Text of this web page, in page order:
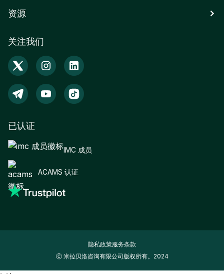
关注我们
资源
已认证
IMC 成员
ACAMS 认证
隐私政策服务条款
Ⓒ 米拉贝洛咨询有限公司版权所有。2024